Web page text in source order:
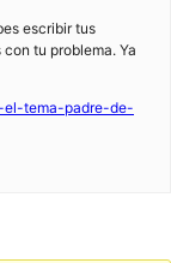
escribir tus
tu problema. Ya
el-tema-padre-de-